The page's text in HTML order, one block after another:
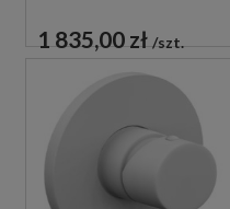
1 835,00 zł szt.